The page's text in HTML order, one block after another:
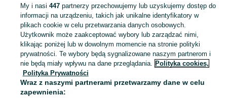
KATEGORIA
Szeroki wybór kurtek zimowych damskich Sieradz ▶️ Różne materiały i kolory ✅ Nowe i używane w atrakcyjnych cenach ✌ Sprawdź oferty na OLX.pl! Zobacz
Mapa kategorii
Mapa miejscowości
Mapa ministron
My i nasi 447partnerzy przechowujemy lub uzyskujemy dostęp do
informacji na urządzeniu, takich jak unikalne identyfikatory w
plikach cookie w celu przetwarzania danych osobowych.
Użytkownik może zaakceptować wybory lub zarządzać nimi,
klikając poniżej lub w dowolnym momencie na stronie polityki
prywatności. Te wybory będą sygnalizowane naszym partnerom i
nie będą miały wpływu na dane przeglądania. Polityka cookies,
Polityka Prywatności
Wraz z naszymi partnerami przetwarzamy dane w celu
zapewnienia: